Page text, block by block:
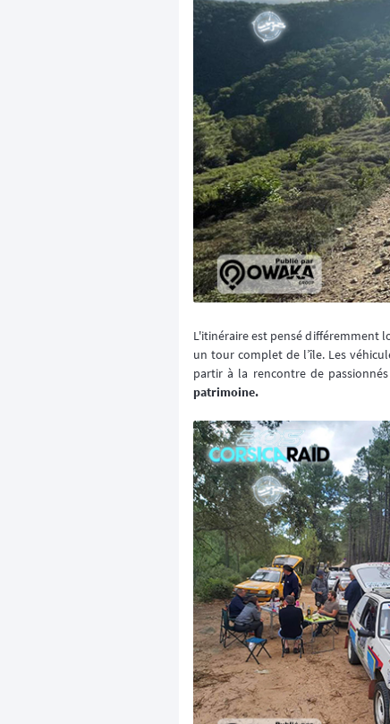
L'itinéraire est pensé différemment
un tour complet de l’île. Les
partir à la rencontre de
patrimoine.